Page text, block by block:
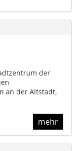
der
an der Altstadt,
mehr